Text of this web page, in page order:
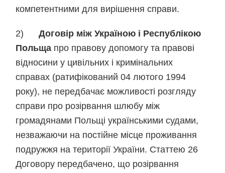
компетентними для вирішення справи.
2)Договір між Україною і Республікою
Польща про правову допомогу та правові
відносини у цивільних і кримінальних
справах (ратифікований 04 лютого 1994
року), не передбачає можливості розгляду
справи про розірвання шлюбу між
громадянами Польщі українськими судами,
незважаючи на постійне місце проживання
подружжя на території України. Статтею 26
Договору передбачено, що розірвання